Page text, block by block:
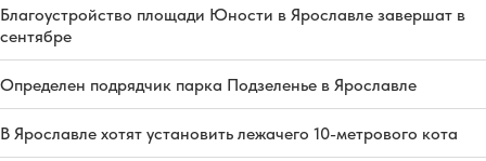
Благоустройство площади Юности в Ярославле завершат в
сентябре
Определен подрядчик парка Подзеленье в Ярославле
В Ярославле хотят установить лежачего 10-метрового кота